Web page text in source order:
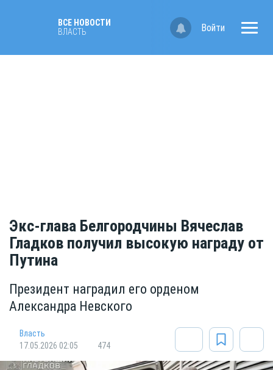
ВСЕ НОВОСТИ
ВЛАСТЬ
Войти
Экс-глава Белгородчины Вячеслав
Гладков получил высокую награду от
Путина
Президент наградил его орденом
Александра Невского
Власть
17.05.2026 02:05
474